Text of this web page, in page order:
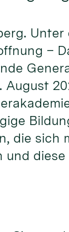
Unter
–
August
die sich